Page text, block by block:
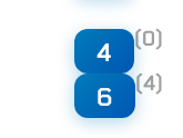
4 (0)
6 (4)